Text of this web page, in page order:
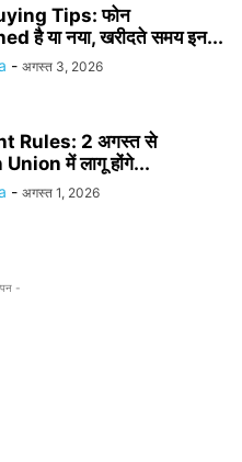
Tips: फोन
है या नया, खरीदते समय इन...
- अगस्त 3, 2026
Rules: 2 अगस्त से
में लागू होंगे...
- अगस्त 1, 2026
-